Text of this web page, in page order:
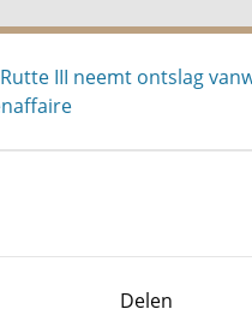
III neemt ontslag
Delen